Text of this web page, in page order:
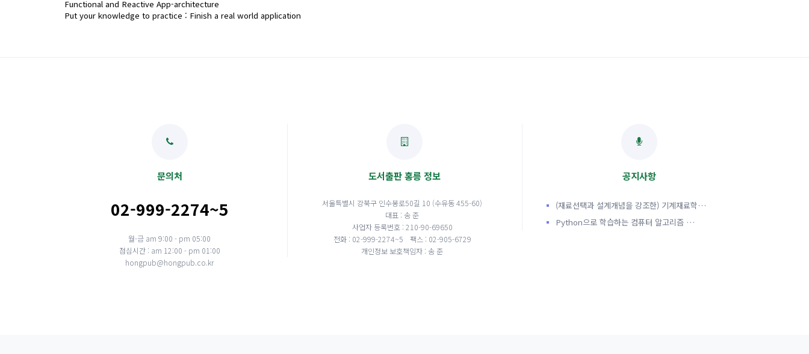
Functional and Reactive App-architecture
Put your knowledge to practice : Finish a real world application
문의처
02-999-2274~5
월-금 am 9:00 - pm 05:00
점심시간 : am 12:00 - pm 01:00
hongpub@hongpub.co.kr
도서출판 홍릉 정보
서울특별시 강북구 인수봉로50길 10 (수유동 455-60)
대표 : 송 준
사업자 등록번호 : 210-90-69650
전화 : 02-999-2274~5
팩스 : 02-905-6729
개인정보 보호책임자 : 송 준
공지사항
(재료선택과 설계개념을 강조한) 기계재료학…
Python으로 학습하는 컴퓨터 알고리즘 …